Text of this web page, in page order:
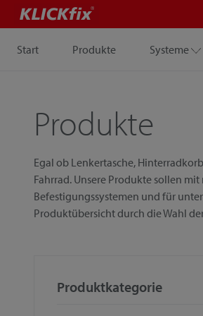
Start Produkte Systeme
Produkte
Egal ob Lenkertasche,
Fahrrad. Unsere Produkte sollen
Befestigungssystemen und für
Produktübersicht durch die Wahl
Produktkategorie